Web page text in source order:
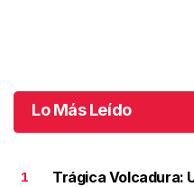
Lo Más Leído
1 Trágica Volcadura: